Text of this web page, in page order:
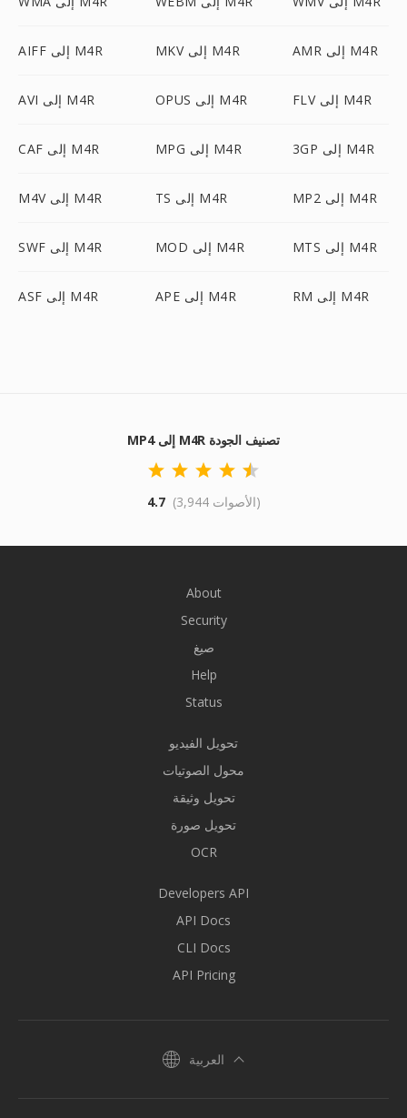
AIFF إلى M4R MKV إلى M4R AMR إلى M4R
AVI إلى M4R OPUS إلى M4R FLV إلى M4R
CAF إلى M4R MPG إلى M4R 3GP إلى M4R
M4V إلى M4R TS إلى M4R MP2 إلى M4R
SWF إلى M4R MOD إلى M4R MTS إلى M4R
ASF إلى M4R APE إلى M4R RM إلى M4R
MP4 إلى M4R تصنيف الجودة
4.7 (3,944 الأصوات)
About
Security
صيغ
Help
Status
تحويل الفيديو
محول الصوتيات
تحويل وثيقة
تحويل صورة
OCR
Developers API
API Docs
CLI Docs
API Pricing
العربية